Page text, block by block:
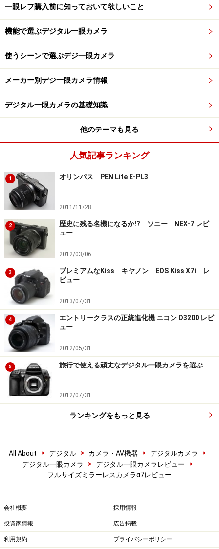
一眼レフ購入前に知っておいて欲しいこと
機能で選ぶデジタル一眼カメラ
使うシーンで選ぶデジ一眼カメラ
メーカー別デジ一眼カメラ情報
デジタル一眼カメラの基礎知識
他のテーマも見る
人気記事ランキング
1 オリンパス PEN Lite E-PL3
2011/11/28
2
歴史に残る名機になるか!? ソニー NEX-7 レビ
ュー
2012/03/06
3
プレミアムなKiss キヤノン EOS Kiss X7i レ
ビュー
2013/07/31
4
エントリークラスの正統進化機 ニコン D3200 レビ
ュー
2012/05/31
5 旅行で使える頑丈なデジタル一眼カメラを選ぶ
2012/07/31
ランキングをもっと見る
All About > デジタル > カメラ・AV機器 > デジタルカメラ
>
デジタル一眼カメラ
> デジタル一眼カメラレビュー
>
フルサイズミラーレスカメラα7レビュー
会社概要 採用情報
投資家情報 広告掲載
利用規約 プライバシーポリシー